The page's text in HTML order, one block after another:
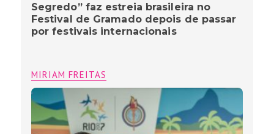
Segredo” faz estreia brasileira no
Festival de Gramado depois de passar
por festivais internacionais
MIRIAM FREITAS